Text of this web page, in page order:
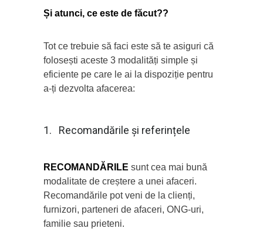
Și atunci, ce este de făcut??
Tot ce trebuie să faci este să te asiguri că
folosești aceste 3 modalități simple și
eficiente pe care le ai la dispoziție pentru
a-ți dezvolta afacerea:
1. Recomandările și referințele
RECOMANDĂRILE sunt cea mai bună
modalitate de creștere a unei afaceri.
Recomandările pot veni de la clienți,
furnizori, parteneri de afaceri, ONG-uri,
familie sau prieteni.